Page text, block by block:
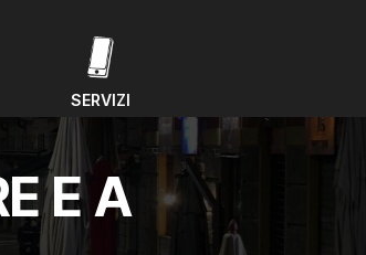
SERVIZI
E A